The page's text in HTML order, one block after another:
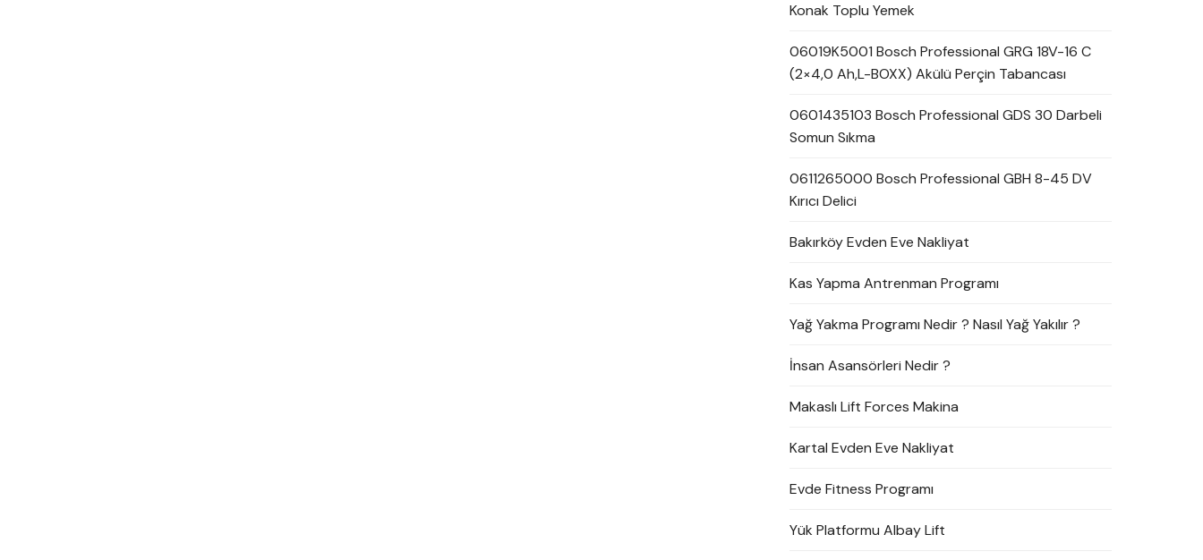
Konak Toplu Yemek
06019K5001 Bosch Professional GRG 18V-16 C
(2×4,0 Ah,L-BOXX) Akülü Perçin Tabancası
0601435103 Bosch Professional GDS 30 Darbeli
Somun Sıkma
0611265000 Bosch Professional GBH 8-45 DV
Kırıcı Delici
Bakırköy Evden Eve Nakliyat
Kas Yapma Antrenman Programı
Yağ Yakma Programı Nedir ? Nasıl Yağ Yakılır ?
İnsan Asansörleri Nedir ?
Makaslı Lift Forces Makina
Kartal Evden Eve Nakliyat
Evde Fitness Programı
Yük Platformu Albay Lift